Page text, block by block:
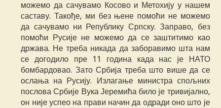
можемо да сачувамо Косово и Метохију у нашем
саставу. Такође, ми без њене помоћи не можемо
да сачувамо ни Републику Српску. Заправо, без
помоћи Русије не можемо да се заштитимо као
држава. Не треба никада да заборавимо шта нам
се догодило пре 11 година када нас је НАТО
бомбардовао. Зато Србија треба што више да се
ослања на Русију. Излагање министра спољних
послова Србије Вука Јеремића било је тривијално,
он није успео на прави начин да одради оно што је